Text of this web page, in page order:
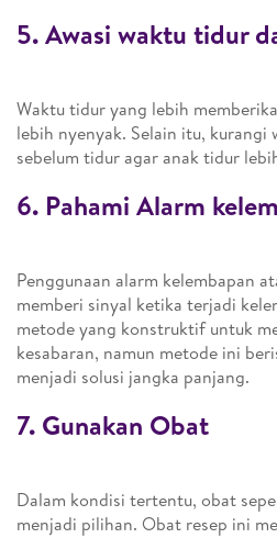
5. Awasi waktu tidur
Waktu tidur yang lebih
lebih nyenyak. Selain itu,
sebelum tidur agar anak tidur
6. Pahami Alarm
Penggunaan alarm kelembapan
memberi sinyal ketika terjadi
metode yang konstruktif untuk
kesabaran, namun metode ini
menjadi solusi jangka panjang.
7. Gunakan Obat
Dalam kondisi tertentu, obat
menjadi pilihan. Obat resep ini